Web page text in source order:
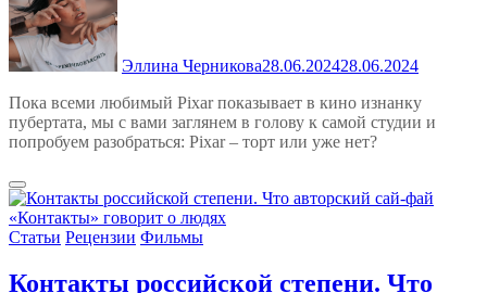
Эллина Черникова28.06.202428.06.2024
Пока всеми любимый Pixar показывает в кино изнанку
пубертата, мы с вами заглянем в голову к самой студии и
попробуем разобраться: Pixar – торт или уже нет?
Статьи Рецензии Фильмы
Контакты российской степени. Что